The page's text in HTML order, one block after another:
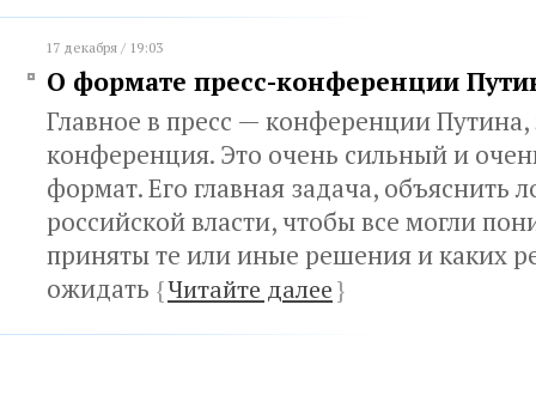
17 декабря / 19:03
О формате пресс-конференции
Главное в пресс — конференции Путина,
конференция. Это очень сильный и
формат. Его главная задача, объяснить
российской власти, чтобы все могли
приняты те или иные решения и каких
ожидать {Читайте далее}